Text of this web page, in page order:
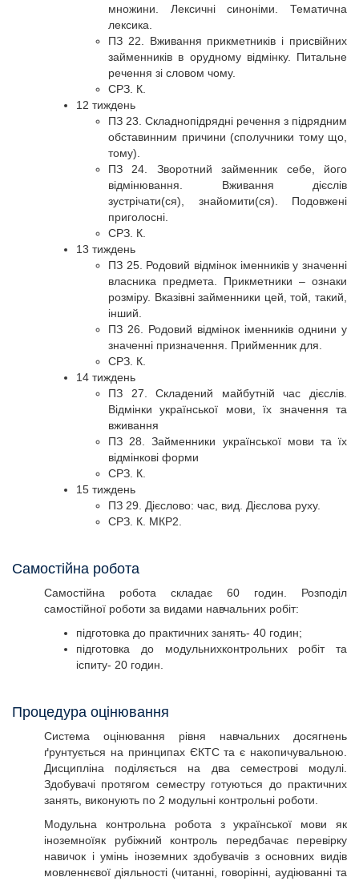
множини. Лексичні синоніми. Тематична
лексика.
ПЗ 22. Вживання прикметників і присвійних
займенників в орудному відмінку. Питальне
речення зі словом чому.
СРЗ. К.
12 тиждень
ПЗ 23. Складнопідрядні речення з підрядним
обставинним причини (сполучники тому що,
тому).
ПЗ 24. Зворотний займенник себе, його
відмінювання. Вживання дієслів
зустрічати(ся), знайомити(ся). Подовжені
приголосні.
СРЗ. К.
13 тиждень
ПЗ 25. Родовий відмінок іменників у значенні
власника предмета. Прикметники – ознаки
розміру. Вказівні займенники цей, той, такий,
інший.
ПЗ 26. Родовий відмінок іменників однини у
значенні призначення. Прийменник для.
СРЗ. К.
14 тиждень
ПЗ 27. Складений майбутній час дієслів.
Відмінки української мови, їх значення та
вживання
ПЗ 28. Займенники української мови та їх
відмінкові форми
СРЗ. К.
15 тиждень
ПЗ 29. Дієслово: час, вид. Дієслова руху.
СРЗ. К. МКР2.
Самостійна робота
Самостійна робота складає 60 годин. Розподіл
самостійної роботи за видами навчальних робіт:
підготовка до практичних занять- 40 годин;
підготовка до модульнихконтрольних робіт та
іспиту- 20 годин.
Процедура оцінювання
Система оцінювання рівня навчальних досягнень
ґрунтується на принципах ЄКТС та є накопичувальною.
Дисципліна поділяється на два семестрові модулі.
Здобувачі протягом семестру готуються до практичних
занять, виконують по 2 модульні контрольні роботи.
Модульна контрольна робота з української мови як
іноземноїяк рубіжний контроль передбачає перевірку
навичок і умінь іноземних здобувачів з основних видів
мовленнєвої діяльності (читанні, говорінні, аудіюванні та